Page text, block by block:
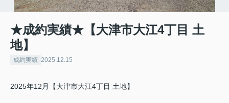
★成約実績★【大津市大江4丁目 土
地】
成約実績 2025.12.15
2025年12月【大津市大江4丁目 土地】